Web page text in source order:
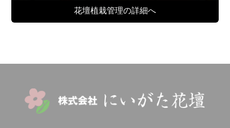
花壇植栽管理の詳細へ